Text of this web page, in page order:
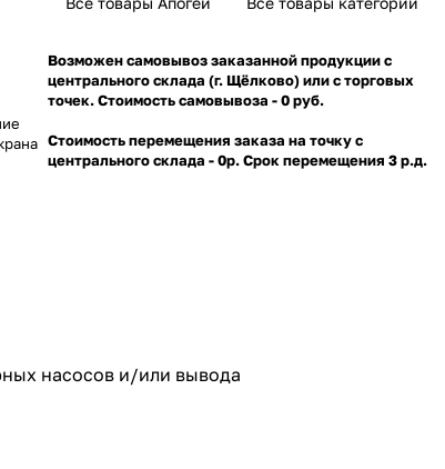
Возможен самовывоз заказанной продукции с
центрального склада (г. Щёлково) или с торговых
точек. Стоимость самовывоза - 0 руб.
Стоимость перемещения заказа на точку с
центрального склада - 0р. Срок перемещения 3 р.д.
насосов и/или вывода